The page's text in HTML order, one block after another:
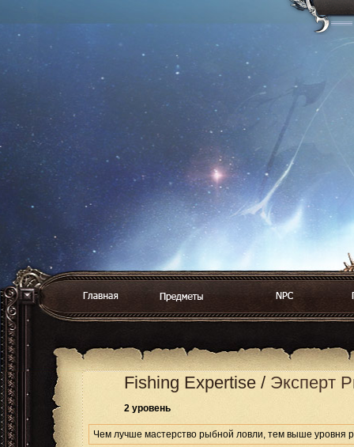
Fishing Expertise / Эксперт
2 уровень
Чем лучше мастерство рыбной ловли, тем выше уровня